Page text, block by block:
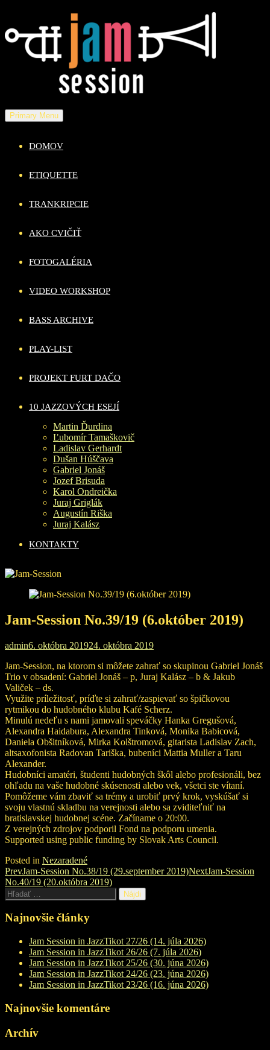
to
content
Primary Menu
DOMOV
ETIQUETTE
TRANKRIPCIE
AKO CVIČIŤ
FOTOGALÉRIA
VIDEO WORKSHOP
BASS ARCHIVE
PLAY-LIST
PROJEKT FURT DAČO
10 JAZZOVÝCH ESEJÍ
Martin Ďurdina
Ľubomír Tamaškovič
Ladislav Gerhardt
Dušan Húščava
Gabriel Jonáš
Jozef Brisuda
Karol Ondreička
Juraj Griglák
Augustín Riška
Juraj Kalász
KONTAKTY
Jam-Session No.39/19 (6.október 2019)
admin6. októbra 201924. októbra 2019
Jam-Session, na ktorom si môžete zahrať so skupinou Gabriel Jonáš
Trio v obsadení: Gabriel Jonáš – p, Juraj Kalász – b & Jakub
Valiček – ds.
Využite príležitosť, príďte si zahrať/zaspievať so špičkovou
rytmikou do hudobného klubu Kafé Scherz.
Minulú nedeľu s nami jamovali speváčky Hanka Gregušová,
Alexandra Haidabura, Alexandra Tinková, Monika Babicová,
Daniela Obšitníková, Mirka Kolštromová, gitarista Ladislav Zach,
altsaxofonista Radovan Tariška, bubeníci Mattia Muller a Taru
Alexander.
Hudobníci amatéri, študenti hudobných škôl alebo profesionáli, bez
ohľadu na vaše hudobné skúsenosti alebo vek, všetci ste vítaní.
Pomôžeme vám zbaviť sa trémy a urobiť prvý krok, vyskúšať si
svoju vlastnú skladbu na verejnosti alebo sa zviditeľniť na
bratislavskej hudobnej scéne. Začíname o 20:00.
Z verejných zdrojov podporil Fond na podporu umenia.
Supported using public funding by Slovak Arts Council.
Posted in Nezaradené
Post
navigation
PrevJam-Session No.38/19 (29.september 2019)NextJam-Session
No.40/19 (20.októbra 2019)
Hľadať:
Najnovšie články
Jam Session in JazzTikot 27/26 (14. júla 2026)
Jam Session in JazzTikot 26/26 (7. júla 2026)
Jam Session in JazzTikot 25/26 (30. júna 2026)
Jam Session in JazzTikot 24/26 (23. júna 2026)
Jam Session in JazzTikot 23/26 (16. júna 2026)
Najnovšie komentáre
Archív